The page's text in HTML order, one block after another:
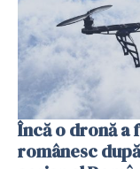
Încă o dronă a
românesc